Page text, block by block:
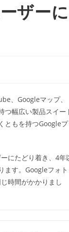
ザーに
、Googleマップ、
つ幅広い製品スイー
ともを持つGoogleプ
にたどり着き、4年
ます。Googleフォト
時間がかかりまし